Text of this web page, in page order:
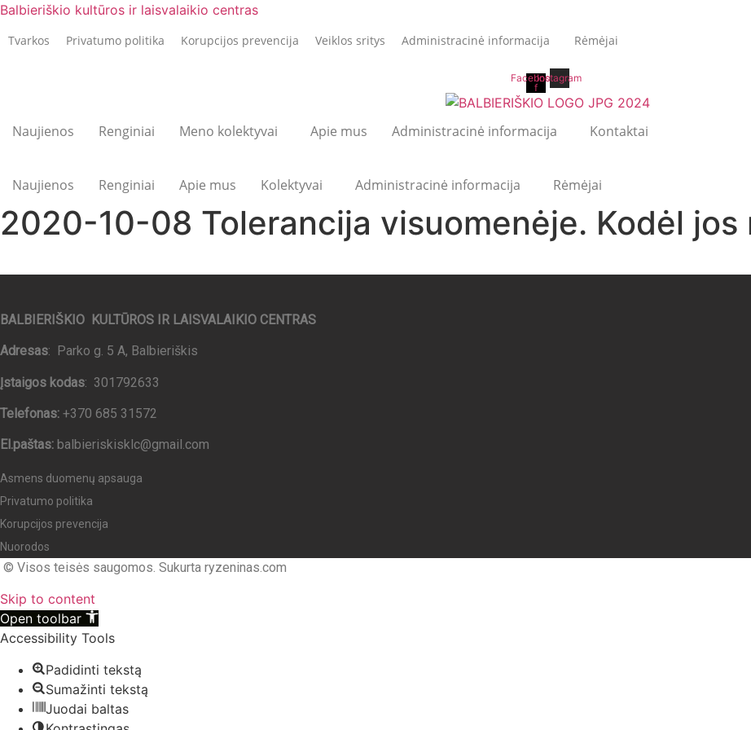
Balbieriškio kultūros ir laisvalaikio centras
Tvarkos Privatumo politika Korupcijos prevencija Veiklos sritys Administracinė informacija Rėmėjai
Facebook-
f
Instagram
Naujienos Renginiai Meno kolektyvai Apie mus Administracinė informacija Kontaktai
Naujienos Renginiai Apie mus Kolektyvai Administracinė informacija Rėmėjai
2020-10-08 Tolerancija visuomenėje. Kodėl jos
BALBIERIŠKIO KULTŪROS IR LAISVALAIKIO CENTRAS
Adresas: Parko g. 5 A, Balbieriškis
Įstaigos kodas: 301792633
Telefonas: +370 685 31572
El.paštas: balbieriskisklc@gmail.com
Asmens duomenų apsauga
Privatumo politika
Korupcijos prevencija
Nuorodos
© Visos teisės saugomos. Sukurta ryzeninas.com
Skip to content
Open toolbar
Accessibility Tools
Padidinti tekstą
Sumažinti tekstą
Juodai baltas